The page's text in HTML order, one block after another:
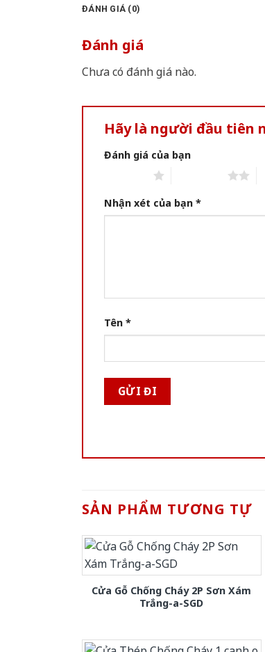
ĐÁNH GIÁ (0)
Đánh giá
Chưa có đánh giá nào.
Hãy là người đầu tiên
Đánh giá của bạn
Nhận xét của bạn *
Tên *
SẢN PHẨM TƯƠNG TỰ
Cửa Gỗ Chống Cháy 2P Sơn Xám
Trắng-a-SGD